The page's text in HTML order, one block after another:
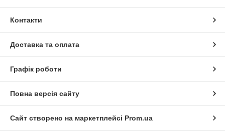
Контакти
Доставка та оплата
Графік роботи
Повна версія сайту
Сайт створено на маркетплейсі Prom.ua